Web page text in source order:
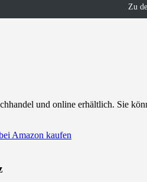
Zu
und online erhältlich. Sie